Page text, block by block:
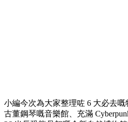
小編今次為大家整理咗 6 大必去
古董鋼琴嘅音樂館、充滿